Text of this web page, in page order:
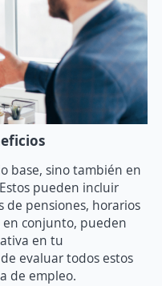
base, sino también en
pueden incluir
de pensiones, horarios
conjunto, pueden
en tu
evaluar todos estos
de empleo.